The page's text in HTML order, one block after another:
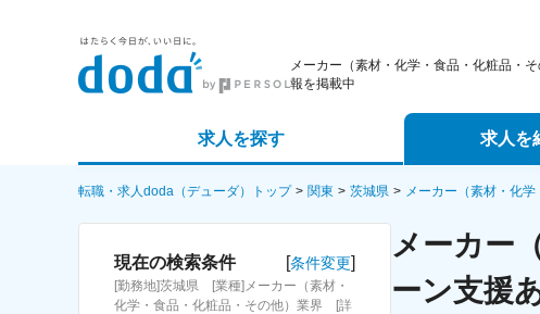
メーカー（素材・化学・食品・化粧品・
報を掲載中
求人を探す
詳細条件から探す
求人特集から探す
求人を
エージェントサ
スカウトサービ
パートナーエー
転職・求人doda（デューダ）トップ 関東 茨城県 メーカー（素材・化
現在の検索条件 [条件変更]
[勤務地]茨城県 [業種]メーカー（素材・
化学・食品・化粧品・その他）業界 [詳
メーカー
ーン支援